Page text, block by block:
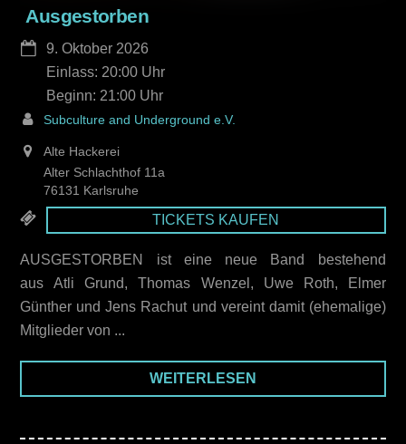
Ausgestorben
9. Oktober 2026
21:00
Einlass: 20:00
Subculture and Underground e.V.
Alte Hackerei
Alter Schlachthof 11a
76131 Karlsruhe
TICKETS KAUFEN
AUSGESTORBEN ist eine neue Band bestehend
aus Atli Grund, Thomas Wenzel, Uwe Roth, Elmer
Günther und Jens Rachut und vereint damit (ehemalige)
Mitglieder von ...
WEITERLESEN